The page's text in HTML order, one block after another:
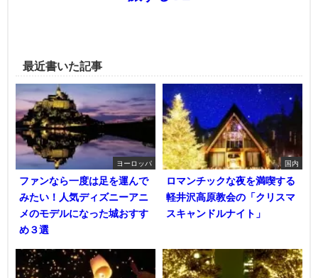
最近書いた記事
ヨーロッパ
ファンなら一度は足を運んで
みたい！人気ディズニーアニ
メのモデルになった城おすす
め３選
国内
ロマンチックな夜を満喫する
軽井沢高原教会の「クリスマ
スキャンドルナイト」